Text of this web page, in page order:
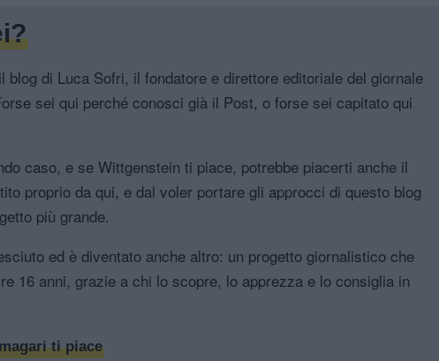
blog di Luca Sofri, il fondatore e direttore editoriale del giornale
sei qui perché conosci già il Post, o forse sei capitato qui
caso, e se Wittgenstein ti piace, potrebbe piacerti anche il
proprio da qui, e dal voler portare gli approcci di questo blog
più grande.
ed è diventato anche altro: un progetto giornalistico che
16 anni, grazie a chi lo scopre, lo apprezza e lo consiglia in
ti piace